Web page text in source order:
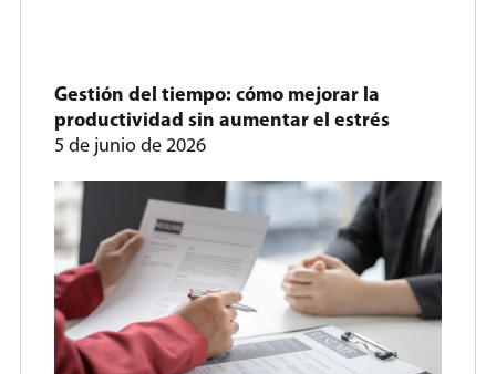
Gestión del tiempo: cómo mejorar la
productividad sin aumentar el estrés
5 de junio de 2026